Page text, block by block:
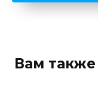
Вам